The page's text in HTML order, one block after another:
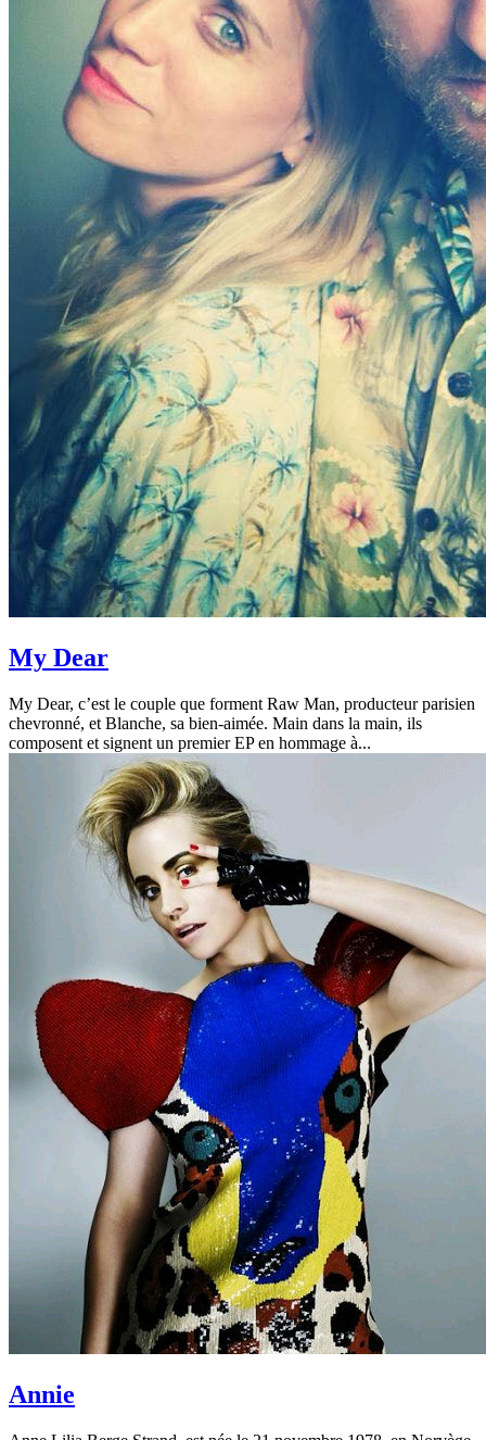
My Dear
My Dear, c’est le couple que forment Raw Man, producteur parisien
chevronné, et Blanche, sa bien-aimée. Main dans la main, ils
composent et signent un premier EP en hommage à...
Annie